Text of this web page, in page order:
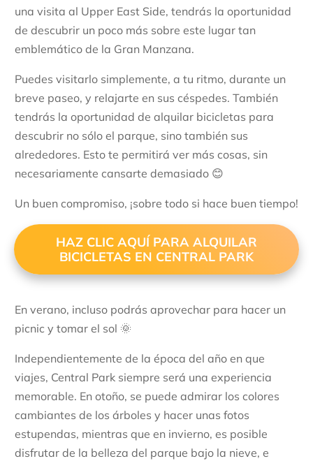
una visita al Upper East Side, tendrás la oportunidad
de descubrir un poco más sobre este lugar tan
emblemático de la Gran Manzana.
Puedes visitarlo simplemente, a tu ritmo, durante un
breve paseo, y relajarte en sus céspedes. También
tendrás la oportunidad de alquilar bicicletas para
descubrir no sólo el parque, sino también sus
alrededores. Esto te permitirá ver más cosas, sin
necesariamente cansarte demasiado 😊
Un buen compromiso, ¡sobre todo si hace buen tiempo!
HAZ CLIC AQUÍ PARA ALQUILAR
BICICLETAS EN CENTRAL PARK
En verano, incluso podrás aprovechar para hacer un
picnic y tomar el sol 🌞
Independientemente de la época del año en que
viajes, Central Park siempre será una experiencia
memorable. En otoño, se puede admirar los colores
cambiantes de los árboles y hacer unas fotos
estupendas, mientras que en invierno, es posible
disfrutar de la belleza del parque bajo la nieve, e